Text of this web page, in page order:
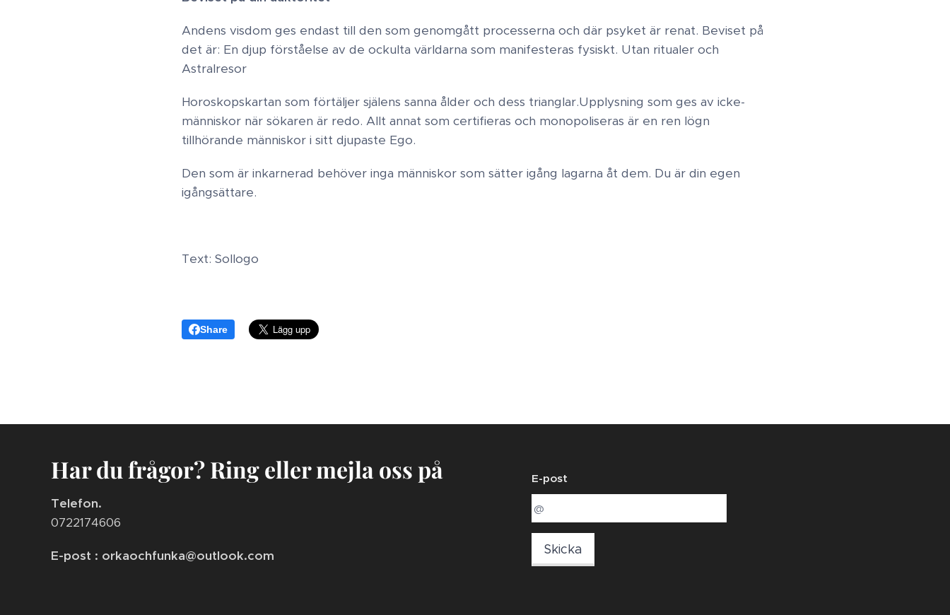
Andens visdom ges endast till den som genomgått processerna och där psyket är renat. Beviset på
det är: ​En djup förståelse av de ockulta världarna som manifesteras fysiskt. Utan ritualer och
Astralresor
Horoskopskartan som förtäljer själens sanna ålder och dess trianglar. ​Upplysning som ges av icke-
människor när sökaren är redo. ​ Allt annat som certifieras och monopoliseras är en ren lögn
tillhörande människor i sitt djupaste Ego.
Den som är inkarnerad behöver inga människor som sätter igång lagarna åt dem. Du är din egen
igångsättare.
Text: Sollogo
Share
Har du frågor? Ring eller mejla oss på
Telefon.
0722174606
E-post : orkaochfunka@outlook.com
E-post
Skicka